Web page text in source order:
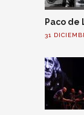
Paco de
31